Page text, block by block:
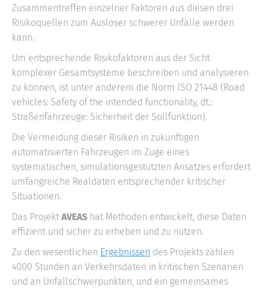
Zusammentreffen einzelner Faktoren aus diesen drei
Risikoquellen zum Auslöser schwerer Unfälle werden
kann.
Um entsprechende Risikofaktoren aus der Sicht
komplexer Gesamtsysteme beschreiben und analysieren
zu können, ist unter anderem die Norm ISO 21448 (Road
vehicles: Safety of the intended functionality, dt.:
Straßenfahrzeuge: Sicherheit der Sollfunktion).
Die Vermeidung dieser Risiken in zukünftigen
automatisierten Fahrzeugen im Zuge eines
systematischen, simulationsgestützten Ansatzes erfordert
umfangreiche Realdaten entsprechender kritischer
Situationen.
Das ProjektAVEAS hat Methoden entwickelt, diese Daten
effizient und sicher zu erheben und zu nutzen.
Zu den wesentlichen Ergebnissen des Projekts zählen
4000 Stunden an Verkehrsdaten in kritischen Szenarien
und an Unfallschwerpunkten, und ein gemeinsames